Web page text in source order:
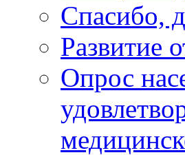
Спасибо,
Развитие
Опрос